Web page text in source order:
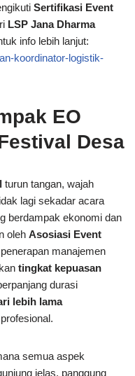
Sertifikasi Event
LSP Jana Dharma
info lebih lanjut:
koordinator-logistik-
EO
Desa
turun tangan, wajah
lagi sekadar acara
berdampak ekonomi dan
oleh Asosiasi Event
manajemen
tingkat kepuasan
durasi
lebih lama
semua aspek
jelas, panggung